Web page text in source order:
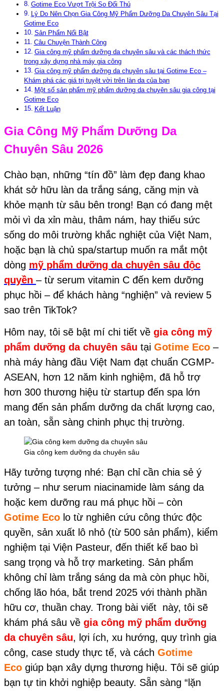
Gotime Eco Vượt Trội So Đối Thủ
Lý Do Nên Chọn Gia Công Mỹ Phẩm Dưỡng Da Chuyên Sâu Tại
Gotime Eco
Sản Phẩm Nổi Bật
Câu Chuyện Thành Công
Gia công mỹ phẩm dưỡng da chuyên sâu và các thách thức
trong xây dựng nhà máy gia công
Gia công mỹ phẩm dưỡng da chuyên sâu tại Gotime Eco –
Khám phá các giá trị tuyệt vời trên làn da của bạn
Một số sản phẩm mỹ phẩm dưỡng da chuyên sâu gia công tại
Gotime Eco
Kết Luận
Gia Công Mỹ Phẩm Dưỡng Da
Chuyên Sâu 2026
Chào bạn, những “tín đồ” làm đẹp đang khao
khát sở hữu làn da trắng sáng, căng mịn và
khỏe mạnh từ sâu bên trong! Bạn có đang mệt
mỏi vì da xỉn màu, thâm nám, hay thiếu sức
sống do môi trường khắc nghiệt của Việt Nam,
hoặc bạn là chủ spa/startup muốn ra mắt một
dòng mỹ phẩm dưỡng da chuyên sâu độc
quyền – từ serum vitamin C đến kem dưỡng
phục hồi – để khách hàng “nghiện” và review 5
sao trên TikTok?
Hôm nay, tôi sẽ bật mí chi tiết về gia công mỹ
phẩm dưỡng da chuyên sâu tại Gotime Eco –
nhà máy hàng đầu Việt Nam đạt chuẩn CGMP-
ASEAN, hơn 12 năm kinh nghiệm, đã hỗ trợ
hơn 300 thương hiệu từ startup đến spa lớn
mang đến sản phẩm dưỡng da chất lượng cao,
an toàn, sẵn sàng chinh phục thị trường.
Gia công kem dưỡng da chuyên sâu
Hãy tưởng tượng nhé: Bạn chỉ cần chia sẻ ý
tưởng – như serum niacinamide làm sáng da
hoặc kem dưỡng rau má phục hồi – còn
Gotime Eco lo từ nghiên cứu công thức độc
quyền, sản xuất lô nhỏ (từ 500 sản phẩm), kiểm
nghiệm tại Viện Pasteur, đến thiết kế bao bì
sang trọng và hỗ trợ marketing. Sản phẩm
không chỉ làm trắng sáng da mà còn phục hồi,
chống lão hóa, bắt trend 2025 với thành phần
hữu cơ, thuần chay. Trong bài viết này, tôi sẽ
khám phá sâu về gia công mỹ phẩm dưỡng
da chuyên sâu, lợi ích, xu hướng, quy trình gia
công, case study thực tế, và cách Gotime
Eco giúp bạn xây dựng thương hiệu. Tôi sẽ giúp
bạn tự tin khởi nghiệp beauty. Sẵn sàng “lặn